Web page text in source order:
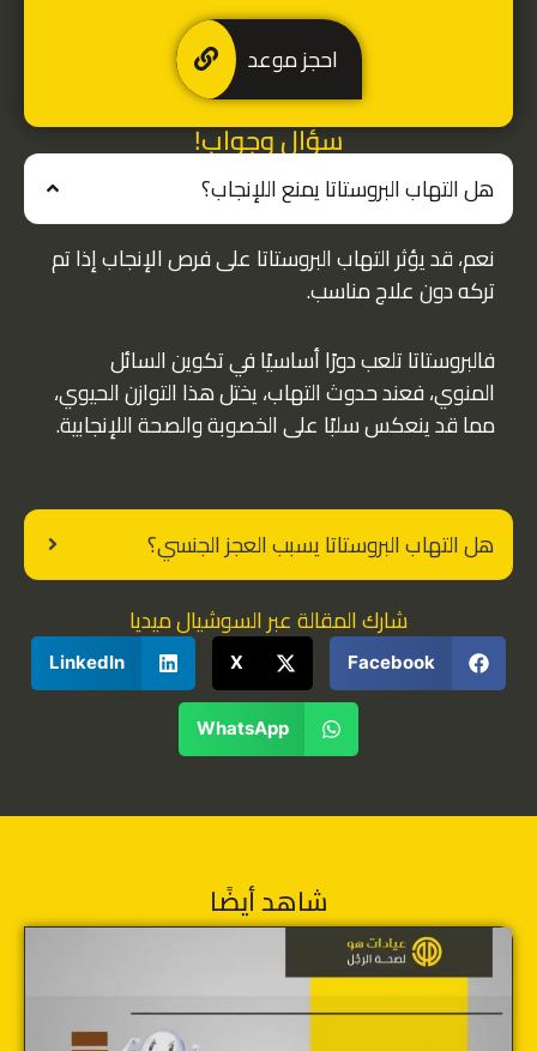
احجز موعد
سؤال وجواب!
هل التهاب البروستاتا يمنع اللإنجاب؟
نعم، قد يؤثر التهاب البروستاتا على فرص الإنجاب إذا تم
تركه دون علاج مناسب.
فالبروستاتا تلعب دورًا أساسيًا في تكوين السائل
المنوي، فعند حدوث التهاب، يختل هذا التوازن الحيوي،
مما قد ينعكس سلبًا على الخصوبة والصحة اللإنجابية.
هل التهاب البروستاتا يسبب العجز الجنسي؟
شارك المقالة عبر السوشيال ميديا
Facebook
X
LinkedIn
WhatsApp
شاهد أيضًا